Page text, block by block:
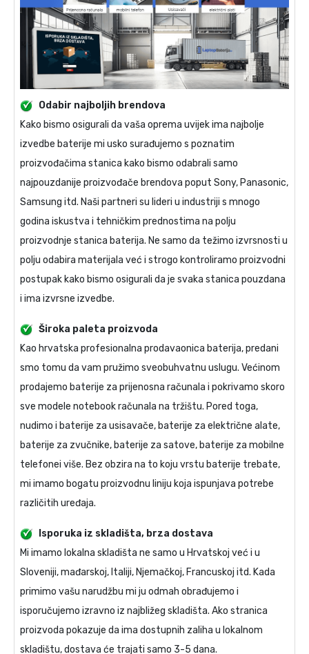
Odabir najboljih brendova
Kako bismo osigurali da vaša oprema uvijek ima najbolje
izvedbe baterije mi usko surađujemo s poznatim
proizvođačima stanica kako bismo odabrali samo
najpouzdanije proizvođače brendova poput Sony, Panasonic,
Samsung itd. Naši partneri su lideri u industriji s mnogo
godina iskustva i tehničkim prednostima na polju
proizvodnje stanica baterija. Ne samo da težimo izvrsnosti u
polju odabira materijala već i strogo kontroliramo proizvodni
postupak kako bismo osigurali da je svaka stanica pouzdana
i ima izvrsne izvedbe.
Široka paleta proizvoda
Kao hrvatska profesionalna prodavaonica baterija, predani
smo tomu da vam pružimo sveobuhvatnu uslugu. Većinom
prodajemo baterije za prijenosna računala i pokrivamo skoro
sve modele notebook računala na tržištu. Pored toga,
nudimo i baterije za usisavače, baterije za električne alate,
baterije za zvučnike, baterije za satove, baterije za mobilne
telefonei više. Bez obzira na to koju vrstu baterije trebate,
mi imamo bogatu proizvodnu liniju koja ispunjava potrebe
različitih uređaja.
Isporuka iz skladišta, brza dostava
Mi imamo lokalna skladišta ne samo u Hrvatskoj već i u
Sloveniji, mađarskoj, Italiji, Njemačkoj, Francuskoj itd. Kada
primimo vašu narudžbu mi ju odmah obrađujemo i
isporučujemo izravno iz najbližeg skladišta. Ako stranica
proizvoda pokazuje da ima dostupnih zaliha u lokalnom
skladištu, dostava će trajati samo 3-5 dana.